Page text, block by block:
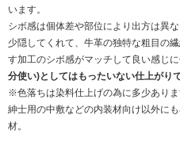
います。
シボ感は個体差や部位により出方は異
少隠してくれて、牛革の独特な粗目の
す加工のシボ感がマッチして良い感じに
分使い)としてはもったいない仕上がりで
※色落ちは染料仕上げの為に多少ありま
紳士用の中敷などの内装材向け以外に
材。